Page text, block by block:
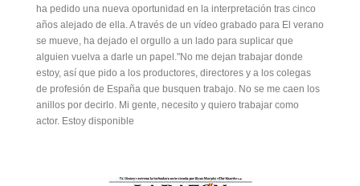
ha pedido una nueva oportunidad en la interpretación tras cinco
años alejado de ella. A través de un vídeo grabado para El verano
se mueve, ha dejado el orgullo a un lado para suplicar que
alguien vuelva a darle un papel."No me dejan trabajar donde
estoy, así que pido a los productores, directores y a los colegas
de profesión de España que busquen trabajo. No se me caen los
anillos por decirlo. Mi gente, necesito y quiero trabajar como
actor. Estoy disponible